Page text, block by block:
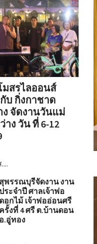
สรไลออนส์
บ กิ่งกาชาด
ง จัดงานวันแม่
ง วัน ที่ 6-12
สุพรรณบุรีจัดงาน งาน
ประจำปี ศาลเจ้าพ่อ
ดอกไม้ เจ้าพ่ออ่อนศรี
ครั้งที่ 4 ศรี ต.บ้านดอน
อ.อู่ทอง